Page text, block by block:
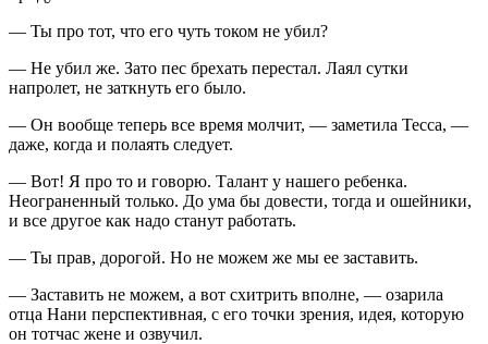
— Ты про тот, что его чуть током не убил?
— Не убил же. Зато пес брехать перестал. Лаял сутки
напролет, не заткнуть его было.
— Он вообще теперь все время молчит, — заметила Тесса, —
даже, когда и полаять следует.
— Вот! Я про то и говорю. Талант у нашего ребенка.
Неограненный только. До ума бы довести, тогда и ошейники,
и все другое как надо станут работать.
— Ты прав, дорогой. Но не можем же мы ее заставить.
— Заставить не можем, а вот схитрить вполне, — озарила
отца Нани перспективная, с его точки зрения, идея, которую
он тотчас жене и озвучил.